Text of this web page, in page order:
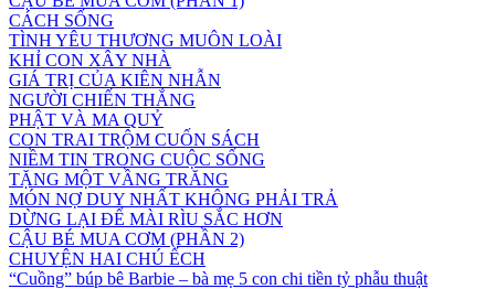
CÁCH SỐNG
TÌNH YÊU THƯƠNG MUÔN LOÀI
KHỈ CON XÂY NHÀ
GIÁ TRỊ CỦA KIÊN NHẪN
NGƯỜI CHIẾN THẮNG
PHẬT VÀ MA QUỶ
CON TRAI TRỘM CUỐN SÁCH
NIỀM TIN TRONG CUỘC SỐNG
TẶNG MỘT VẦNG TRĂNG
MÓN NỢ DUY NHẤT KHÔNG PHẢI TRẢ
DỪNG LẠI ĐỂ MÀI RÌU SẮC HƠN
CẬU BÉ MUA CƠM (PHẦN 2)
CHUYỆN HAI CHÚ ẾCH
“Cuồng” búp bê Barbie – bà mẹ 5 con chi tiền tỷ phẫu thuật